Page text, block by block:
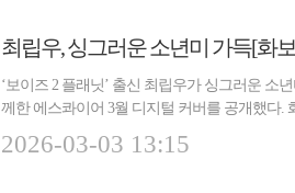
최립우, 싱그러운 소년미 가득[화
‘보이즈 2 플래닛’ 출신 최립우가 싱그러운 소
께한 에스콰이어 3월 디지털 커버를 공개했다.
2026-03-03 13:15